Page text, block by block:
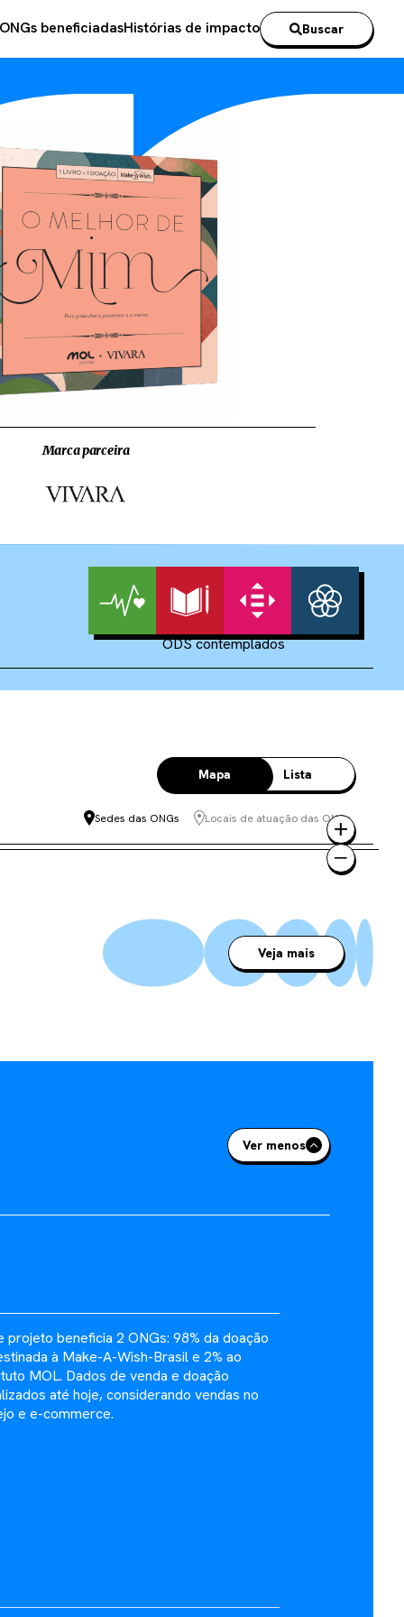
ONGs beneficiadasHistórias de impacto Buscar
Marca parceira
ODS contemplados
Mapa Lista
Sedes das ONGs Locais de atuação das ONGs
Veja mais
Ver menos
projeto beneficia 2 ONGs: 98% da doação
à Make-A-Wish-Brasil e 2% ao
MOL. Dados de venda e doação
até hoje, considerando vendas no
e e-commerce.